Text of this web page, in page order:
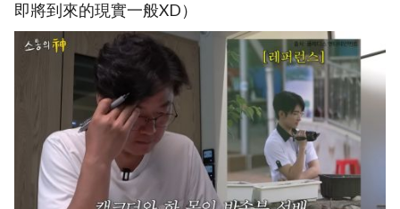
即將到來的現實一般XD）